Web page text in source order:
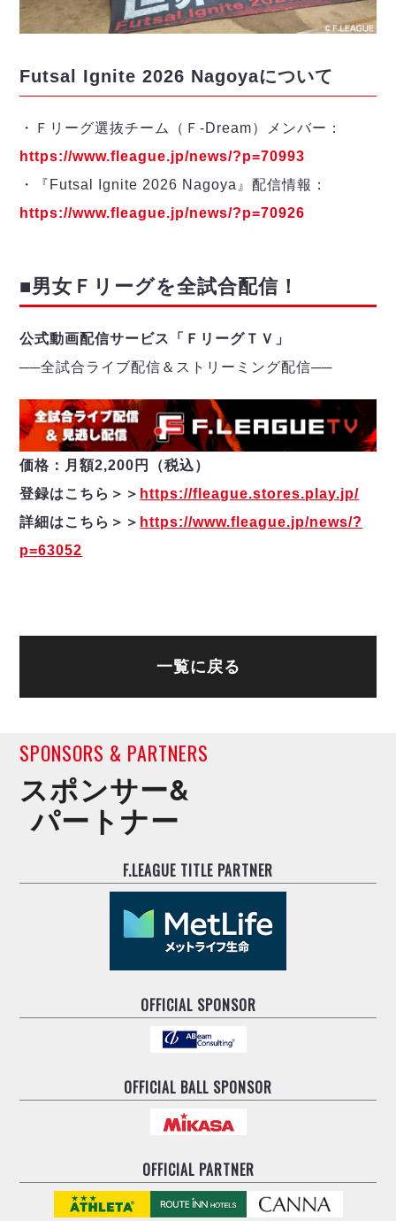
Y．S．C．C．横浜
ヴィンセドール白山
デウソン神戸
ミラクルスマイル新居浜
Futsal Ignite 2026 Nagoyaについて
・Ｆリーグ選抜チーム（Ｆ-Dream）メンバー：
https://www.fleague.jp/news/?p=70993
・『Futsal Ignite 2026 Nagoya』配信情報：
https://www.fleague.jp/news/?p=70926
■男女Ｆリーグを全試合配信！
公式動画配信サービス「ＦリーグＴＶ」
──全試合ライブ配信＆ストリーミング配信──
価格：月額2,200円（税込）
登録はこちら＞＞ https://fleague.stores.play.jp/
詳細はこちら＞＞ https://www.fleague.jp/news/?
p=63052
一覧に戻る
SPONSORS & PARTNERS
スポンサー&
パートナー
F.LEAGUE TITLE PARTNER
OFFICIAL SPONSOR
OFFICIAL BALL SPONSOR
OFFICIAL PARTNER